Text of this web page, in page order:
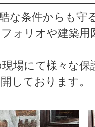
な条件からも守
ォリオや建築
場にて様々な
しております。